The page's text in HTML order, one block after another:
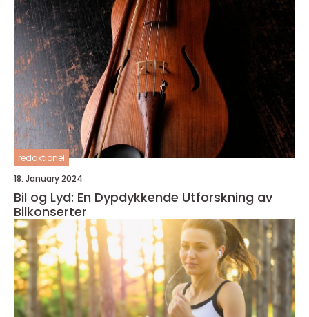
redaktionel
18. January 2024
Bil og Lyd: En Dypdykkende Utforskning av
Bilkonserter